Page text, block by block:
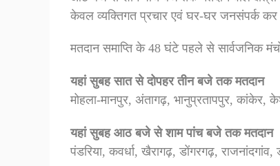
केवल व्यक्तिगत प्रचार एवं घर-घर जनसंपर्क
मतदान समाप्ति के 48 घंटे पहले से सार्वजनिक
यहां सुबह सात से दोपहर तीन बजे तक मतदान
मोहला-मानपुर, अंतागढ़, भानुप्रतापपुर, कांकेर,
यहां सुबह आठ बजे से शाम पांच बजे तक मतदान
पंडरिया, कवर्धा, खैरागढ़, डोंगरगढ़,